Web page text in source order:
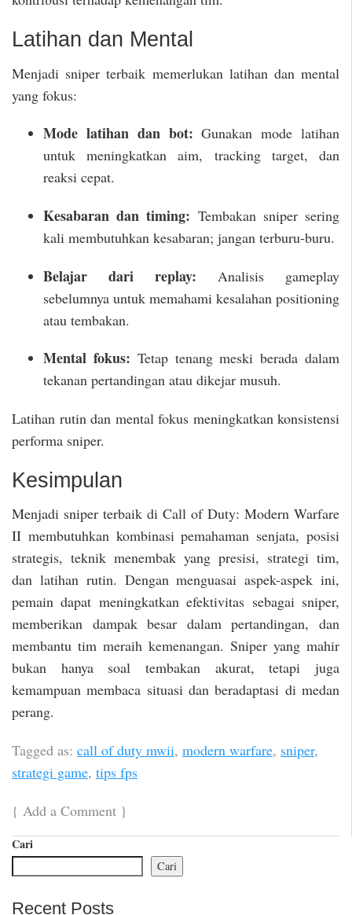
Latihan dan Mental
Menjadi sniper terbaik memerlukan latihan dan mental
yang fokus:
Mode latihan dan bot: Gunakan mode latihan
untuk meningkatkan aim, tracking target, dan
reaksi cepat.
Kesabaran dan timing: Tembakan sniper sering
kali membutuhkan kesabaran; jangan terburu-buru.
Belajar dari replay: Analisis gameplay
sebelumnya untuk memahami kesalahan positioning
atau tembakan.
Mental fokus: Tetap tenang meski berada dalam
tekanan pertandingan atau dikejar musuh.
Latihan rutin dan mental fokus meningkatkan konsistensi
performa sniper.
Kesimpulan
Menjadi sniper terbaik di Call of Duty: Modern Warfare
II membutuhkan kombinasi pemahaman senjata, posisi
strategis, teknik menembak yang presisi, strategi tim,
dan latihan rutin. Dengan menguasai aspek-aspek ini,
pemain dapat meningkatkan efektivitas sebagai sniper,
memberikan dampak besar dalam pertandingan, dan
membantu tim meraih kemenangan. Sniper yang mahir
bukan hanya soal tembakan akurat, tetapi juga
kemampuan membaca situasi dan beradaptasi di medan
perang.
Tagged as: call of duty mwii, modern warfare, sniper,
strategi game, tips fps
{ Add a Comment }
Cari
Cari
Recent Posts